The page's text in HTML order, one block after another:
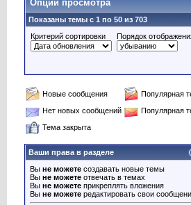
Опции просмотра
Показаны темы с 1 по 50 из 703
Критерий сортировки
Порядок
Новые сообщения
Популярная
Нет новых сообщений
Популярная
Тема закрыта
Ваши права в разделе
Вы не можете создавать новые темы
Вы не можете отвечать в темах
Вы не можете прикреплять вложения
Вы не можете редактировать свои